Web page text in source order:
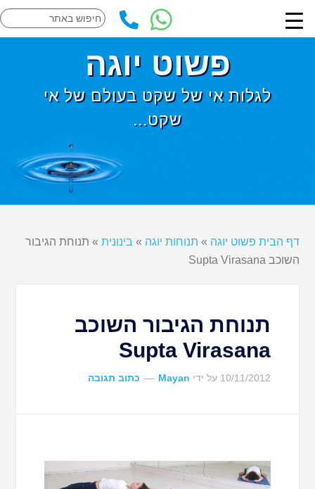
פשוט יוגה
לגלות אי של שקט בעולם של אי
שקט...
דף הבית פשוט יוגה » תנוחות יוגה » בינונית » תנוחת הגיבור
השוכב Supta Virasana
תנוחת הגיבור השוכב
Supta Virasana
10/11/2012 על ידי Mayan כתוב תגובה